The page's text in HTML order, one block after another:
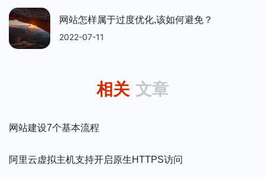
网站怎样属于过度优化,该如何避免？
2022-07-11
相关 文章
网站建设7个基本流程
阿里云虚拟主机支持开启原生HTTPS访问